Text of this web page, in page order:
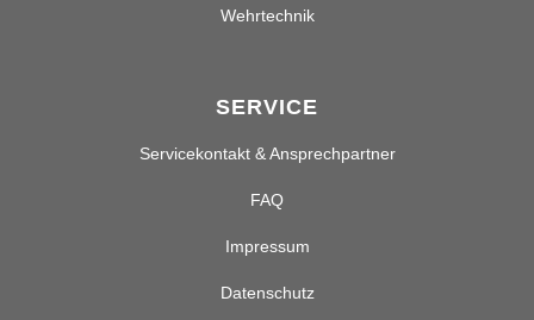
Wehrtechnik
SERVICE
Servicekontakt & Ansprechpartner
FAQ
Impressum
Datenschutz